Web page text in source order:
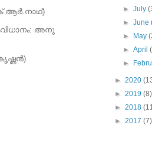
ആര്‍.നാഥ്)
അനു
►July
►June
►
May
►April
►
► 2020
► 2019 (8)
► 2018
► 2017 (7)